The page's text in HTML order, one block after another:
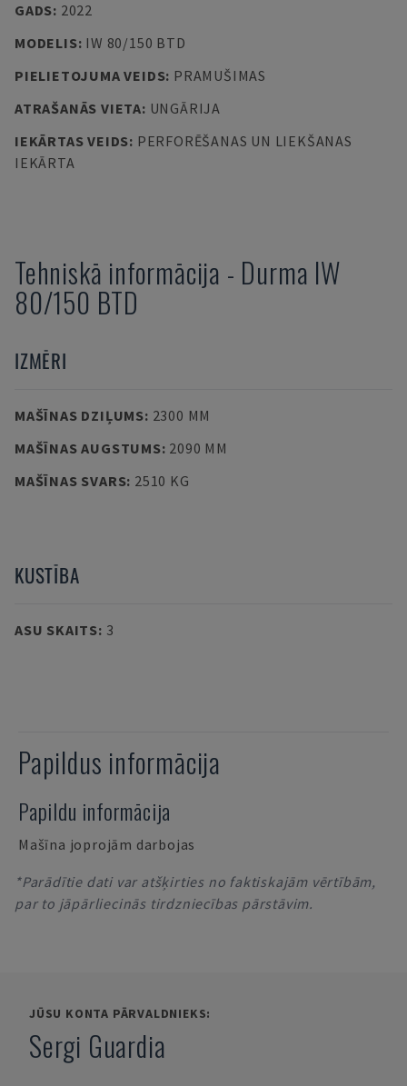
GADS: 2022
MODELIS: IW 80/150 BTD
PIELIETOJUMA VEIDS: PRAMUŠIMAS
ATRAŠANĀS VIETA: UNGĀRIJA
IEKĀRTAS VEIDS: PERFORĒŠANAS UN LIEKŠANAS
IEKĀRTA
Tehniskā informācija - Durma IW
80/150 BTD
IZMĒRI
MAŠĪNAS DZIĻUMS: 2300 MM
MAŠĪNAS AUGSTUMS: 2090 MM
MAŠĪNAS SVARS: 2510 KG
KUSTĪBA
ASU SKAITS: 3
Papildus informācija
Papildu informācija
Mašīna joprojām darbojas
*Parādītie dati var atšķirties no faktiskajām vērtībām,
par to jāpārliecinās tirdzniecības pārstāvim.
JŪSU KONTA PĀRVALDNIEKS:
Sergi Guardia